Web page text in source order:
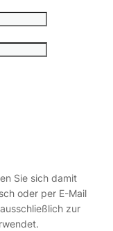
Sie sich damit
oder per E-Mail
zur